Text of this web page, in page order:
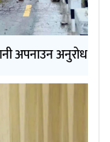
अपनाउन अनुरोध